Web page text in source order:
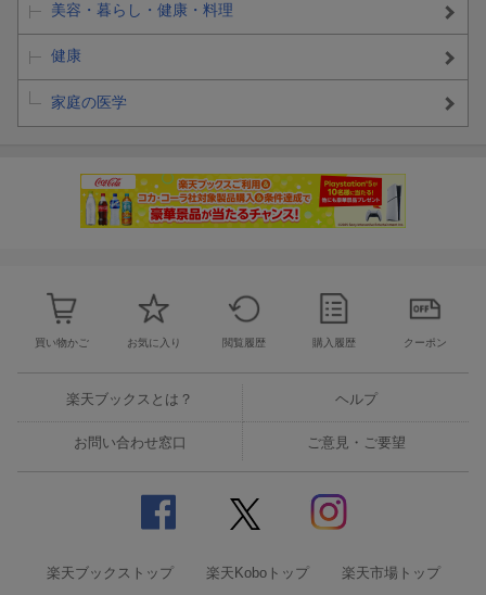
美容・暮らし・健康・料理
健康
家庭の医学
買い物かご お気に入り 閲覧履歴 購入履歴 クーポン
楽天ブックスとは？ ヘルプ
お問い合わせ窓口 ご意見・ご要望
楽天ブックストップ 楽天Koboトップ 楽天市場トップ